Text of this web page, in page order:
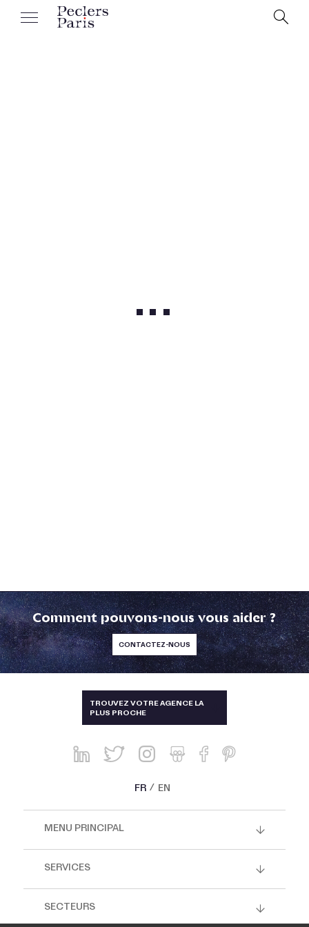
Comment pouvons-nous vous aider ?
CONTACTEZ-NOUS
TROUVEZ VOTRE AGENCE LA
PLUS PROCHE
TAÏWAN
ALLEMAGNE, AUTRICHE, SUISSE
AUSTRALIE ET NOUVELLE-
ZÉLANDE
CHINE, HONG-KONG, SINGAPOUR
ÉTATS-UNIS, CANADA, MEXIQUE
FR EN
MENU PRINCIPAL
SERVICES
SECTEURS